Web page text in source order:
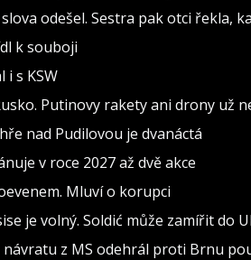
odešel. Sestra pak otci řekla,
k souboji
i s KSW
Putinovy rakety ani drony už
nad Pudilovou je dvanáctá
v roce 2027 až dvě akce
Mluví o korupci
je volný. Soldić může zamířit do
z MS odehrál proti Brnu